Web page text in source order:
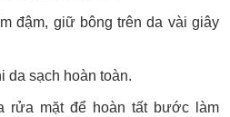
đậm, giữ bông trên da vài giây
da sạch hoàn toàn.
rửa mặt để hoàn tất bước làm